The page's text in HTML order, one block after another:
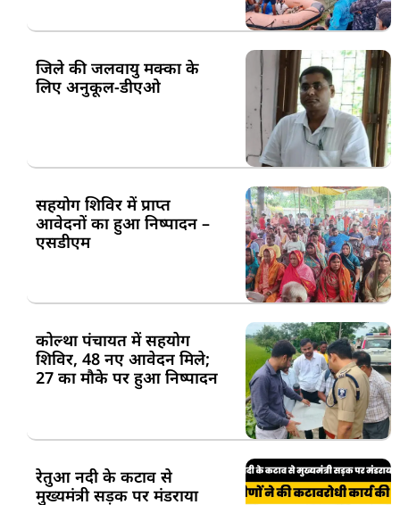
जिले की जलवायु मक्का के
लिए अनुकूल-डीएओ
सहयोग शिविर में प्राप्त
आवेदनों का हुआ निष्पादन –
एसडीएम
कोल्था पंचायत में सहयोग
शिविर, 48 नए आवेदन मिले;
27 का मौके पर हुआ निष्पादन
रेतुआ नदी के कटाव से
मुख्यमंत्री सड़क पर मंडराया